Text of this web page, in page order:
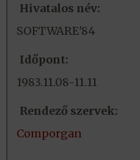
Hivatalos név:
SOFTWARE'84
Időpont:
1983.11.08-11.11
Rendező szervek:
Comporgan